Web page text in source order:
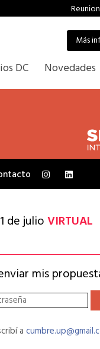
Más
DC Novedades
de julioVIRTUAL
mis
a